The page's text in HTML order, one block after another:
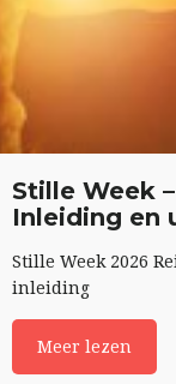
Stille Week
Inleiding en
Stille Week 2026
inleiding
Meer lezen